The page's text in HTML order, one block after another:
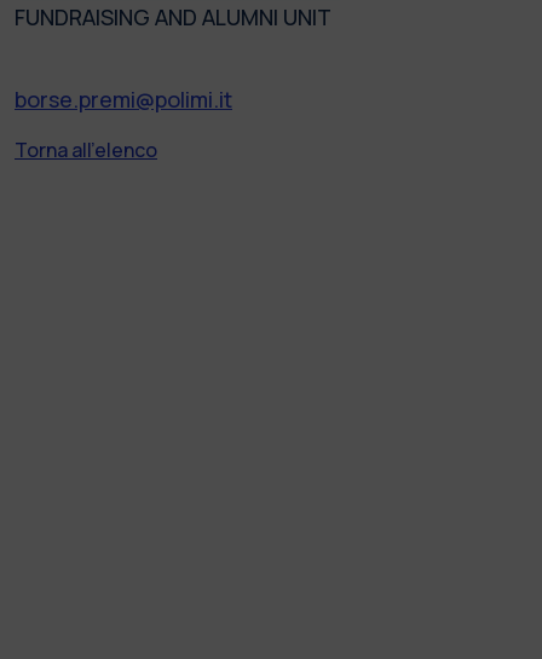
FUNDRAISING AND ALUMNI UNIT
borse.premi@polimi.it
Torna all'elenco